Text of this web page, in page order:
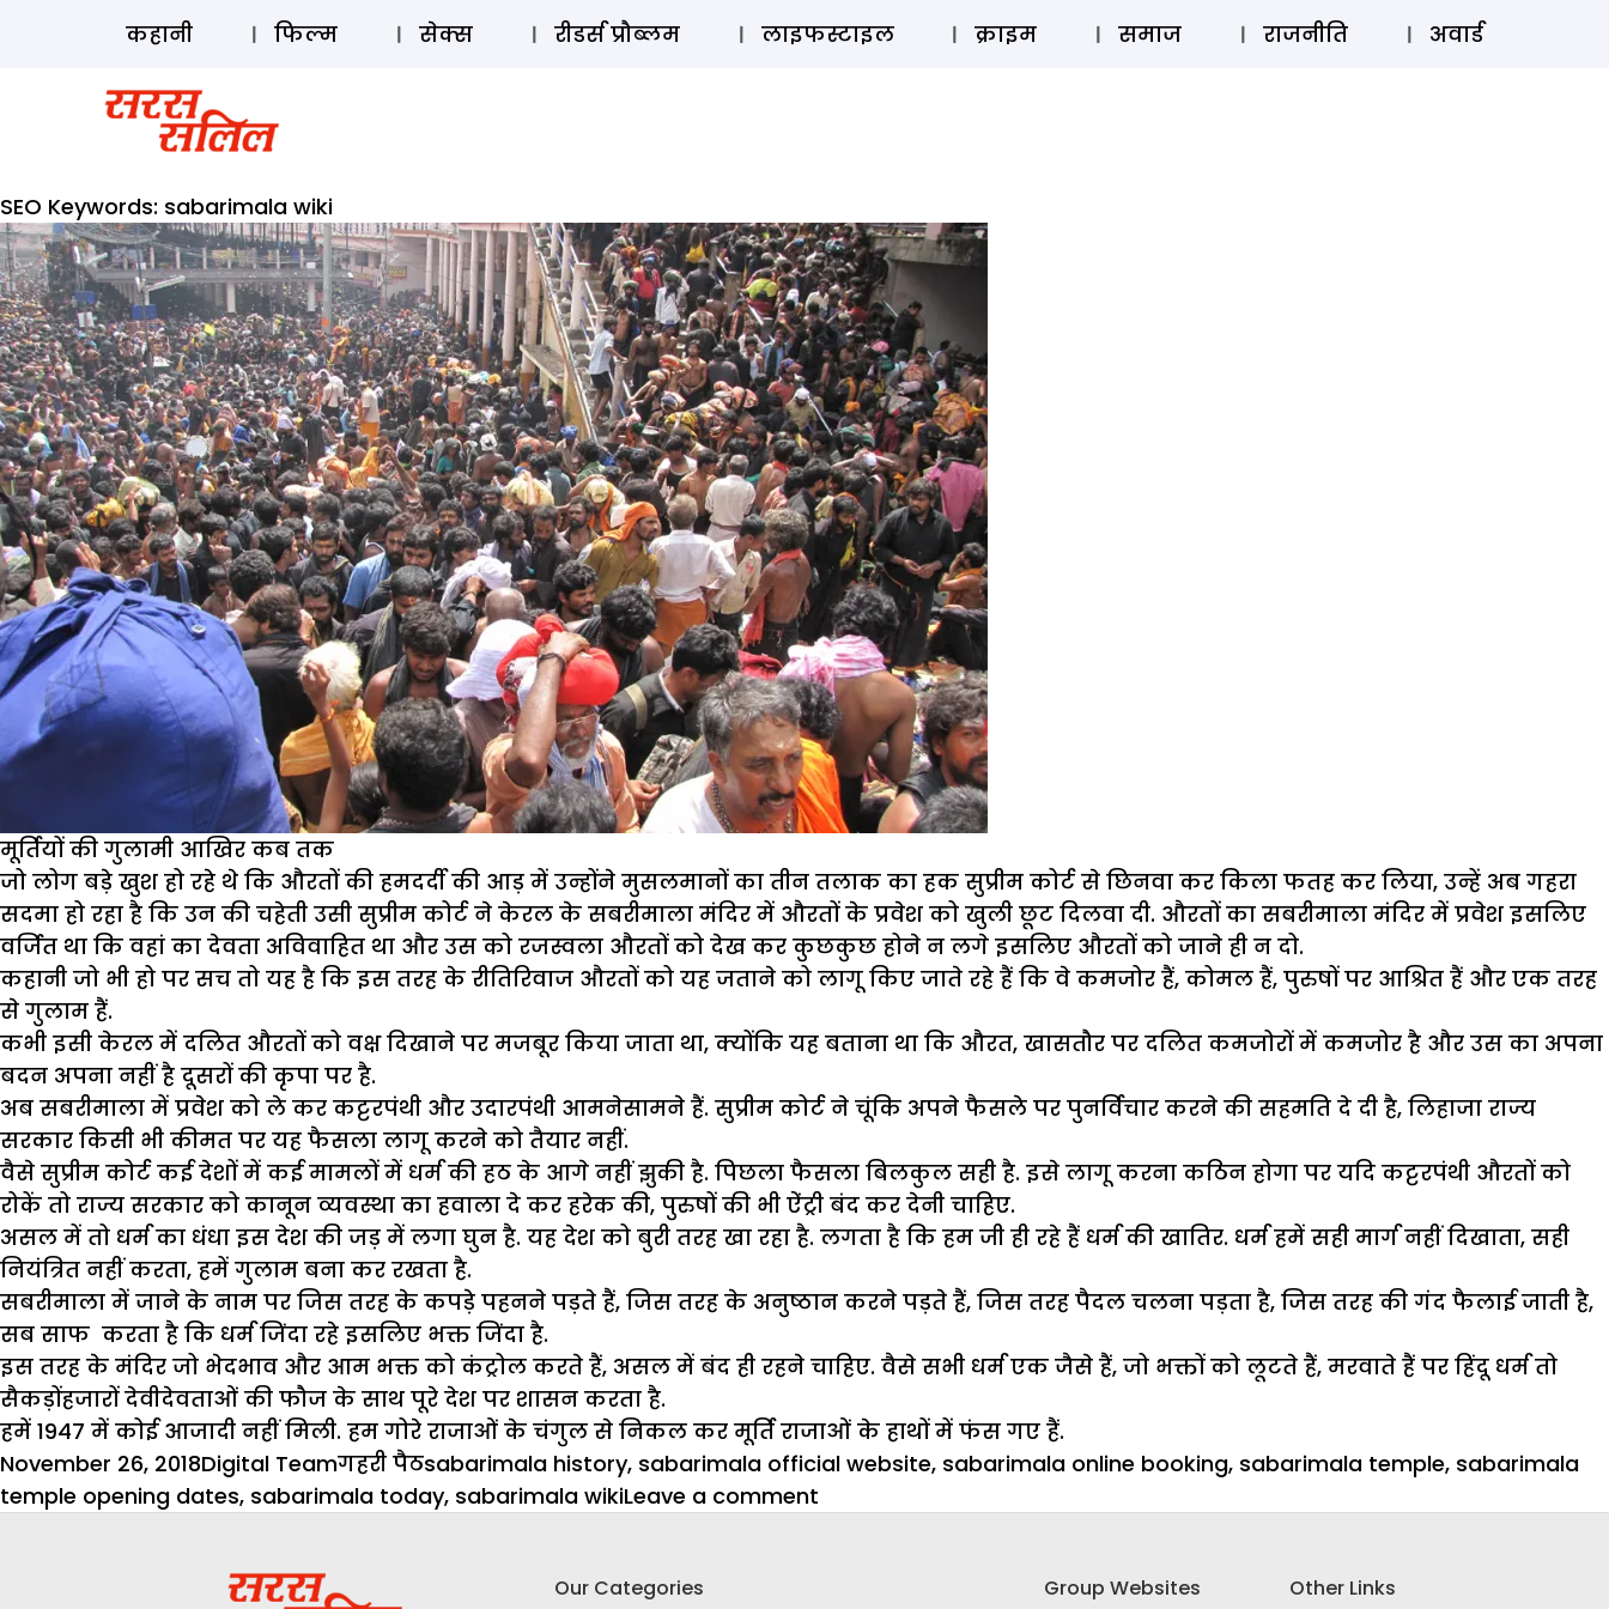
ऑडियो स्टोरी लॉग इन ⚲ SUBSCRIBE
कहानी फिल्म सेक्स रीडर्स प्रौब्लम लाइफस्टाइल क्राइम समाज राजनीति अवार्ड
SEO Keywords: sabarimala wiki
मूर्तियों की गुलामी आखिर कब तक
जो लोग बड़े खुश हो रहे थे कि औरतों की हमदर्दी की आड़ में उन्होंने मुसलमानों का तीन तलाक का हक सुप्रीम कोर्ट से छिनवा कर किला फतह कर लिया, उन्हें अब गहरा
सदमा हो रहा है कि उन की चहेती उसी सुप्रीम कोर्ट ने केरल के सबरीमाला मंदिर में औरतों के प्रवेश को खुली छूट दिलवा दी. औरतों का सबरीमाला मंदिर में प्रवेश इसलिए
वर्जित था कि वहां का देवता अविवाहित था और उस को रजस्वला औरतों को देख कर कुछकुछ होने न लगे इसलिए औरतों को जाने ही न दो.
कहानी जो भी हो पर सच तो यह है कि इस तरह के रीतिरिवाज औरतों को यह जताने को लागू किए जाते रहे हैं कि वे कमजोर हैं, कोमल हैं, पुरुषों पर आश्रित हैं और एक तरह
से गुलाम हैं.
कभी इसी केरल में दलित औरतों को वक्ष दिखाने पर मजबूर किया जाता था, क्योंकि यह बताना था कि औरत, खासतौर पर दलित कमजोरों में कमजोर है और उस का अपना
बदन अपना नहीं है दूसरों की कृपा पर है.
अब सबरीमाला में प्रवेश को ले कर कट्टरपंथी और उदारपंथी आमनेसामने हैं. सुप्रीम कोर्ट ने चूंकि अपने फैसले पर पुनर्विचार करने की सहमति दे दी है, लिहाजा राज्य
सरकार किसी भी कीमत पर यह फैसला लागू करने को तैयार नहीं.
वैसे सुप्रीम कोर्ट कई देशों में कई मामलों में धर्म की हठ के आगे नहीं झुकी है. पिछला फैसला बिलकुल सही है. इसे लागू करना कठिन होगा पर यदि कट्टरपंथी औरतों को
रोकें तो राज्य सरकार को कानून व्यवस्था का हवाला दे कर हरेक की, पुरुषों की भी ऐंट्री बंद कर देनी चाहिए.
असल में तो धर्म का धंधा इस देश की जड़ में लगा घुन है. यह देश को बुरी तरह खा रहा है. लगता है कि हम जी ही रहे हैं धर्म की खातिर. धर्म हमें सही मार्ग नहीं दिखाता, सही
नियंत्रित नहीं करता, हमें गुलाम बना कर रखता है.
सबरीमाला में जाने के नाम पर जिस तरह के कपड़े पहनने पड़ते हैं, जिस तरह के अनुष्ठान करने पड़ते हैं, जिस तरह पैदल चलना पड़ता है, जिस तरह की गंद फैलाई जाती है,
सब साफ करता है कि धर्म जिंदा रहे इसलिए भक्त जिंदा है.
इस तरह के मंदिर जो भेदभाव और आम भक्त को कंट्रोल करते हैं, असल में बंद ही रहने चाहिए. वैसे सभी धर्म एक जैसे हैं, जो भक्तों को लूटते हैं, मरवाते हैं पर हिंदू धर्म तो
सैकड़ोंहजारों देवीदेवताओं की फौज के साथ पूरे देश पर शासन करता है.
हमें 1947 में कोई आजादी नहीं मिली. हम गोरे राजाओं के चंगुल से निकल कर मूर्ति राजाओं के हाथों में फंस गए हैं.
Posted
on
November 26, 2018Author
Digital TeamCategories
गहरी पैठTags
sabarimala history, sabarimala official website, sabarimala online booking, sabarimala temple, sabarimala
temple opening dates, sabarimala today, sabarimala wikiLeave a comment
Our Categories Group Websites Other Links